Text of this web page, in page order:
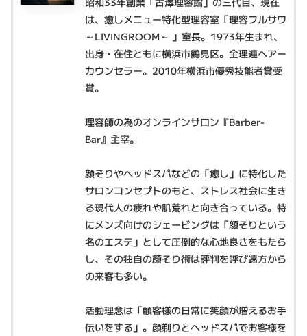
は、癒しメニュー特化型理容室「理容フルサワ
～LIVINGROOM～ 」室長。1973年生まれ、
出身・在住ともに横浜市鶴見区。全理連ヘアー
カウンセラー。2010年横浜市優秀技能者賞受
賞。
理容師の為のオンラインサロン『Barber-
Bar』主宰。
顔そりやヘッドスパなどの「癒し」に特化した
サロンコンセプトのもと、ストレス社会に生き
る現代人の疲れや肌荒れと向き合っている。特
にメンズ向けのシェービングは「顔そりという
名のエステ」として圧倒的な心地良さをもたら
し、その独自の顔そり術は評判を呼び遠方から
の来客も多い。
活動理念は「顧客様の日常に笑顔が増えるお手
伝いをする」。顔剃りとヘッドスパでお客様を